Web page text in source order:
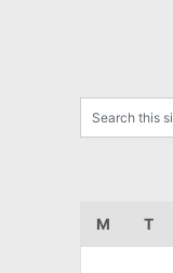
M T